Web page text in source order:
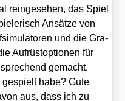
rein­ge­se­hen, das Spiel
Ansät­ze von
und die Gra­
Auf­rüs­t­op­tio­nen für
gemacht.
habe? Gute
aus, dass ich zu